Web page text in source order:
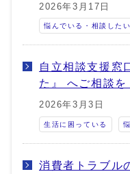
2026年3月17日
悩んでいる・相談したい
自立相談支援窓
た』 へご相談を
2026年3月3日
生活に困っている
消費者トラブル